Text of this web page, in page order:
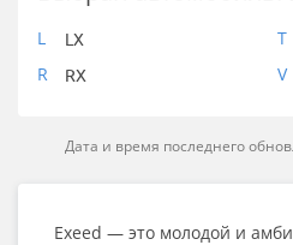
L LX
R RX
T
V
Дата и время последнего
Exeed — это молодой и